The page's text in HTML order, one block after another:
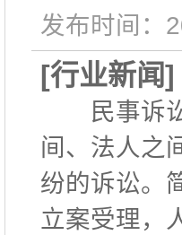
发布时间：
[行业新闻]
民事诉讼
间、法人之
纷的诉讼。
立案受理，